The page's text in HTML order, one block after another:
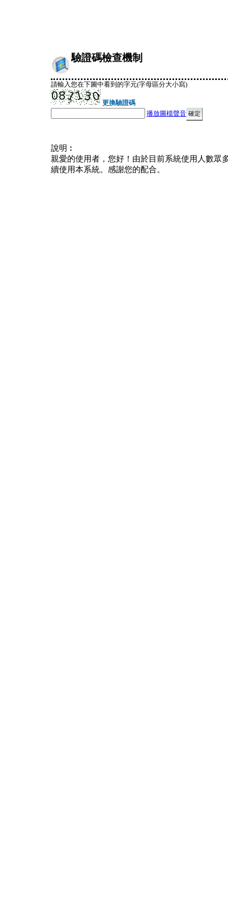
驗證碼檢查機制
請輸入您在下圖中看到的字元(字母區分大小寫)
更換驗證碼
播放圖檔聲音
說明︰
親愛的使用者，您好！由於目前系統使用人數眾
續使用本系統。感謝您的配合。